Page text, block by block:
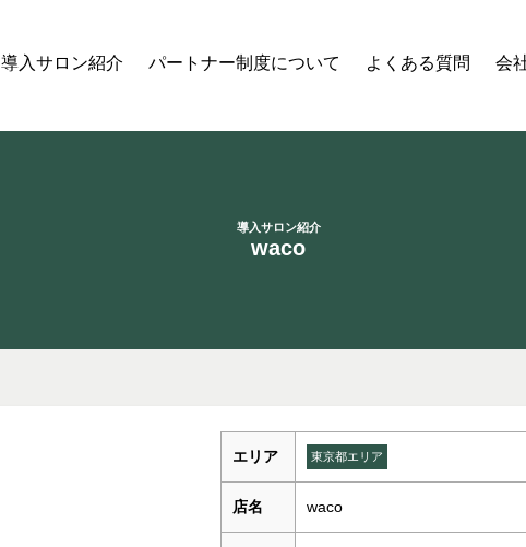
導入サロン紹介 パートナー制度について よくある質問 会
導入サロン紹介
waco
エリア 東京都エリア
店名 waco